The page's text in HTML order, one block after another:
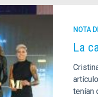
NOTA
La
tenían